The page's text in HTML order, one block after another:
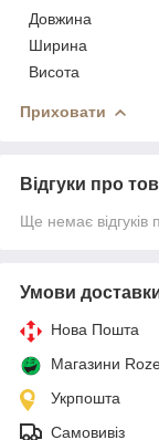
Довжина
Ширина
Висота
Приховати
Відгуки про
Ще немає відгуків
Умови
Нова Пошта
Магазини
Укрпошта
Самовивіз